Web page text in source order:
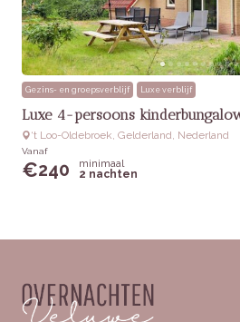
Gezins- en groepsverblijf Luxe verblijf
Luxe 4-persoons
‘t Loo-Oldebroek, Gelderland, Nederland
Vanaf
€240
minimaal
2 nachten